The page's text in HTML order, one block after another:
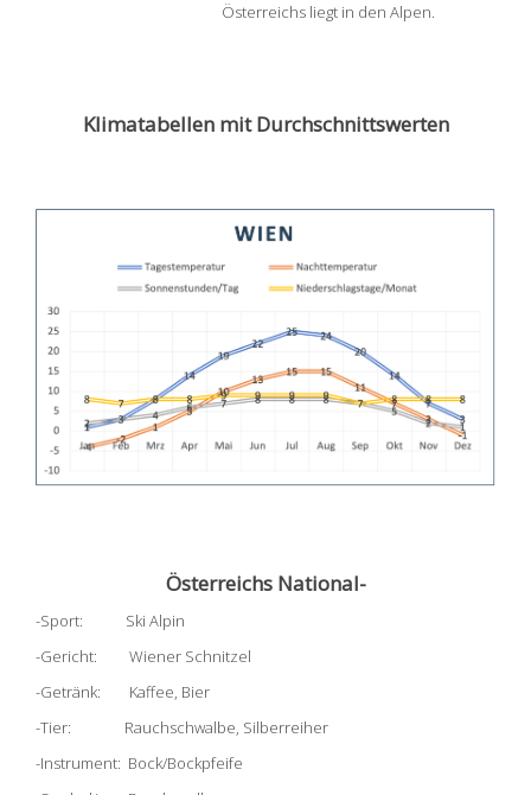
Österreichs liegt in den Alpen.
Klimatabellen mit Durchschnittswerten
Österreichs National-
-Sport: Ski Alpin
-Gericht: Wiener Schnitzel
-Getränk: Kaffee, Bier
-Tier: Rauchschwalbe, Silberreiher
-Instrument: Bock/Bockpfeife